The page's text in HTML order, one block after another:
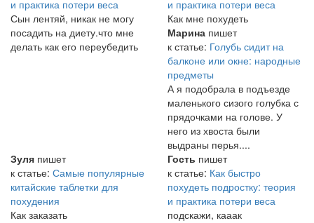
и практика потери веса
Сын лентяй, никак не могу
посадить на диету.что мне
делать как его переубедить
и практика потери веса
Как мне похудеть
Марина пишет
к статье: Голубь сидит на
балконе или окне: народные
предметы
А я подобрала в подъезде
маленького сизого голубка с
прядочками на голове. У
него из хвоста были
выдраны перья....
Зуля пишет
к статье: Самые популярные
китайские таблетки для
похудения
Как заказать
Гость пишет
к статье: Как быстро
похудеть подростку: теория
и практика потери веса
подскажи, кааак